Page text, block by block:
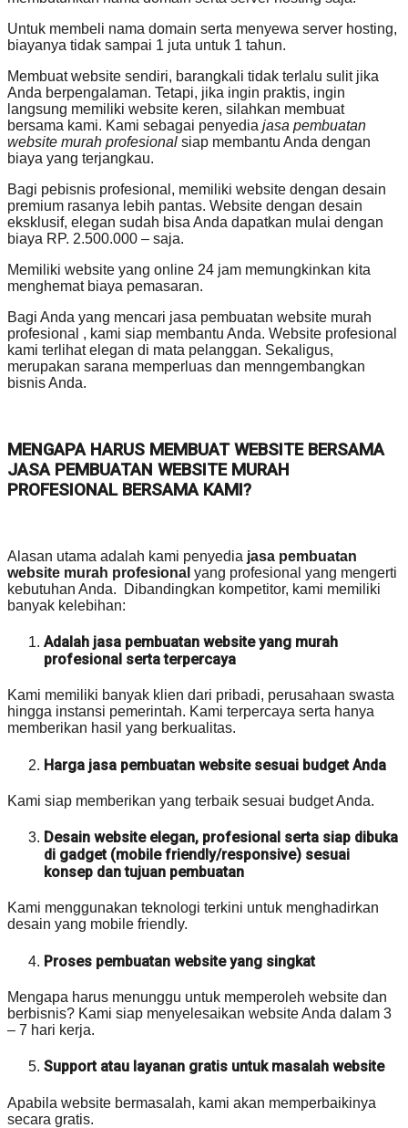
Untuk membeli nama domain serta menyewa server hosting,
biayanya tidak sampai 1 juta untuk 1 tahun.
Membuat website sendiri, barangkali tidak terlalu sulit jika
Anda berpengalaman. Tetapi, jika ingin praktis, ingin
langsung memiliki website keren, silahkan membuat
bersama kami. Kami sebagai penyedia jasa pembuatan
website murah profesional siap membantu Anda dengan
biaya yang terjangkau.
Bagi pebisnis profesional, memiliki website dengan desain
premium rasanya lebih pantas. Website dengan desain
eksklusif, elegan sudah bisa Anda dapatkan mulai dengan
biaya RP. 2.500.000 – saja.
Memiliki website yang online 24 jam memungkinkan kita
menghemat biaya pemasaran.
Bagi Anda yang mencari jasa pembuatan website murah
profesional , kami siap membantu Anda. Website profesional
kami terlihat elegan di mata pelanggan. Sekaligus,
merupakan sarana memperluas dan menngembangkan
bisnis Anda.
MENGAPA HARUS MEMBUAT WEBSITE BERSAMA
JASA PEMBUATAN WEBSITE MURAH
PROFESIONAL BERSAMA KAMI?
Alasan utama adalah kami penyedia jasa pembuatan
website murah profesional yang profesional yang mengerti
kebutuhan Anda. Dibandingkan kompetitor, kami memiliki
banyak kelebihan:
Adalah jasa pembuatan website yang murah
profesional serta terpercaya
Kami memiliki banyak klien dari pribadi, perusahaan swasta
hingga instansi pemerintah. Kami terpercaya serta hanya
memberikan hasil yang berkualitas.
Harga jasa pembuatan website sesuai budget Anda
Kami siap memberikan yang terbaik sesuai budget Anda.
Desain website elegan, profesional serta siap dibuka
di gadget (mobile friendly/responsive) sesuai
konsep dan tujuan pembuatan
Kami menggunakan teknologi terkini untuk menghadirkan
desain yang mobile friendly.
Proses pembuatan website yang singkat
Mengapa harus menunggu untuk memperoleh website dan
berbisnis? Kami siap menyelesaikan website Anda dalam 3
– 7 hari kerja.
Support atau layanan gratis untuk masalah website
Apabila website bermasalah, kami akan memperbaikinya
secara gratis.